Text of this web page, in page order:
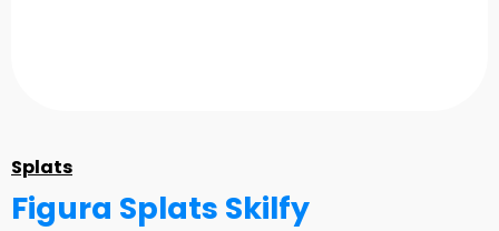
Splats
Figura Splats Skilfy